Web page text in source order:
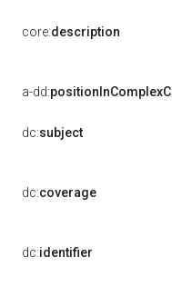
core:description
a-dd:
dc:subject
dc:coverage
dc:identifier